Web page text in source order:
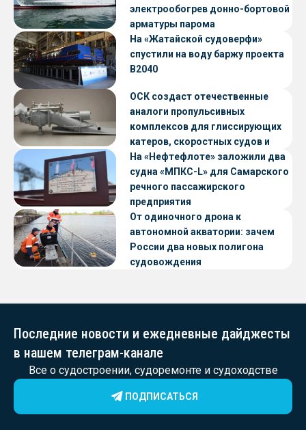
электрообогрев донно-бортовой
арматуры парома
«Петропавловск» проекта CNF22
На «Жатайской судоверфи»
спустили на воду баржу проекта
В2040
ОСК создаст отечественные
аналоги пропульсивных
комплексов для глиссирующих
катеров, скоростных судов и
судов с малой осадкой
На «Нефтефлоте» заложили два
судна «МПКС-L» для Самарского
речного пассажирского
предприятия
От одиночного дрона к
автономной акватории: зачем
России два новых полигона
судовождения
Последние новости и ежедневные дайджесты
в нашем телеграм-канале
Все о судостроении, судоремонте и судоходстве
ПОДПИСАТЬСЯ